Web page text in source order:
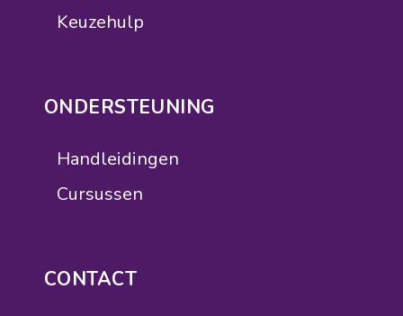
Keuzehulp
ONDERSTEUNING
Handleidingen
Cursussen
CONTACT